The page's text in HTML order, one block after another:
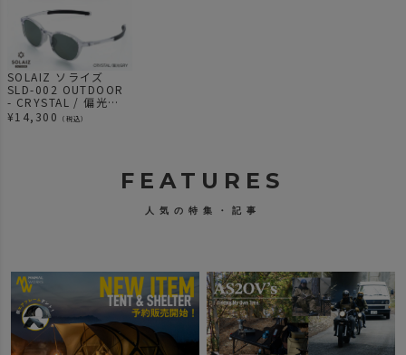
SOLAIZ ソライズ
SLD-002 OUTDOOR
- CRYSTAL / 偏光
GRY
¥14,300 （税込）
FEATURES
人気の特集・記事